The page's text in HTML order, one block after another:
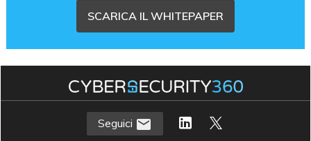
SCARICA IL WHITEPAPER
Seguici